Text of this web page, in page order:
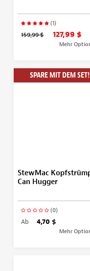
(1)
159,99 $ 127,99 $
Mehr
SPARE MIT DEM SET!
StewMac
Can Hugger
(0)
Ab 4,70 $
Mehr